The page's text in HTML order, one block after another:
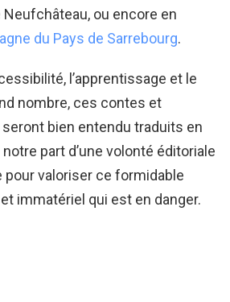
ou encore en
du Pays de Sarrebourg.
l’apprentissage et le
nombre, ces contes et
bien entendu traduits en
part d’une volonté éditoriale
valoriser ce formidable
immatériel qui est en danger.